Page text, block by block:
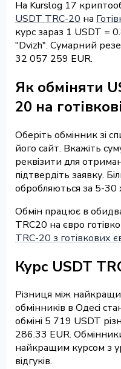
На Kurslog 17
USDT TRC-20 на
курс зараз 1 USDT =
"Dvizh". Сумарний
32 057 259 EUR.
Як обміняти
20 на
Оберіть обмінник зі
його сайт. Вкажіть
реквізити для
підтвердіть заявку.
обробляються за 5-30
Обмін працює в
TRC20 на євро
TRC-20 з готівкових
Курс USDT
Різниця між
обмінників в Одесі
обміні 5 719 USDT
286.33 EUR.
найкращим курсом з
відгуків.